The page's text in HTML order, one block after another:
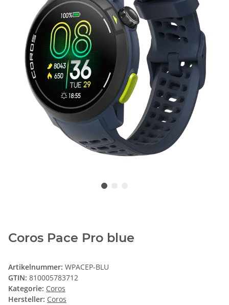
Coros Pace Pro blue
Artikelnummer: WPACEP-BLU
GTIN: 810005783712
Kategorie: Coros
Hersteller: Coros